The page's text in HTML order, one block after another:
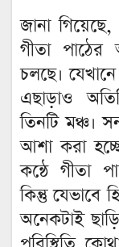
জানা
গীতা পাঠের
চলছে।
এছাড়াও
তিনটি মঞ্চ।
আশা করা
কন্ঠে গীতা
কিন্তু যেভাবে
অনেকটাই